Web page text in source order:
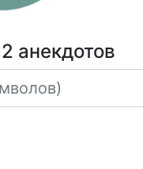
анекдотов